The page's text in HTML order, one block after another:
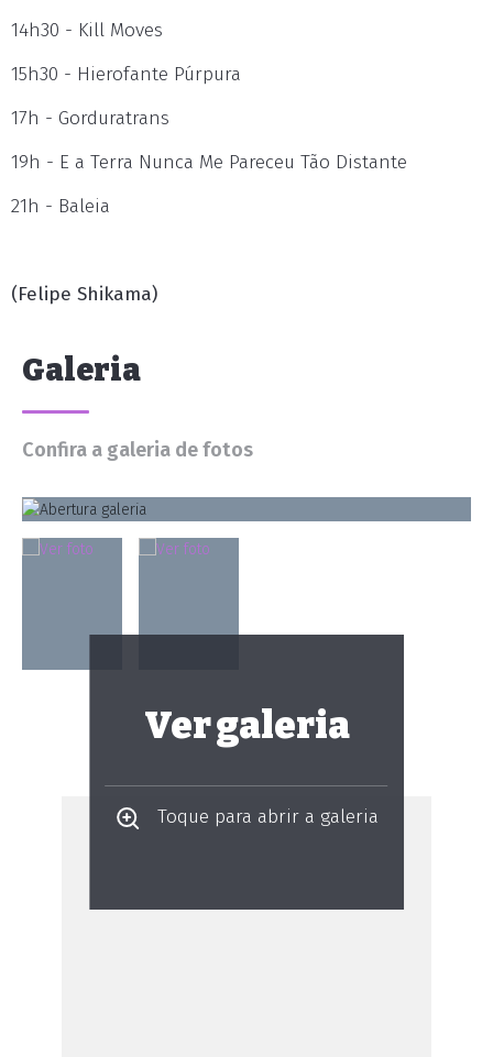
14h30 - Kill Moves
15h30 - Hierofante Púrpura
17h - Gorduratrans
19h - E a Terra Nunca Me Pareceu Tão Distante
21h - Baleia
(Felipe Shikama)
Galeria
Confira a galeria de fotos
Ver galeria
Toque para abrir a galeria